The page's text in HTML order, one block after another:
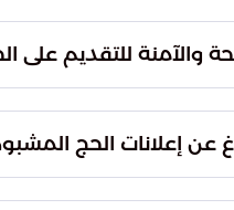
التعامل مع هذه
الفعلي من
هذه القنوات الرسمية
التي تحمي